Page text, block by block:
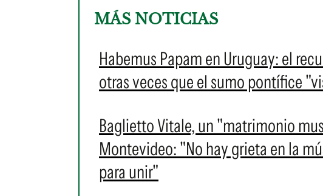
MÁS NOTICIAS
Habemus Papam en Uruguay: el
otras veces que el sumo pontífice
Baglietto Vitale, un "matrimonio
Montevideo: "No hay grieta en la
para unir"